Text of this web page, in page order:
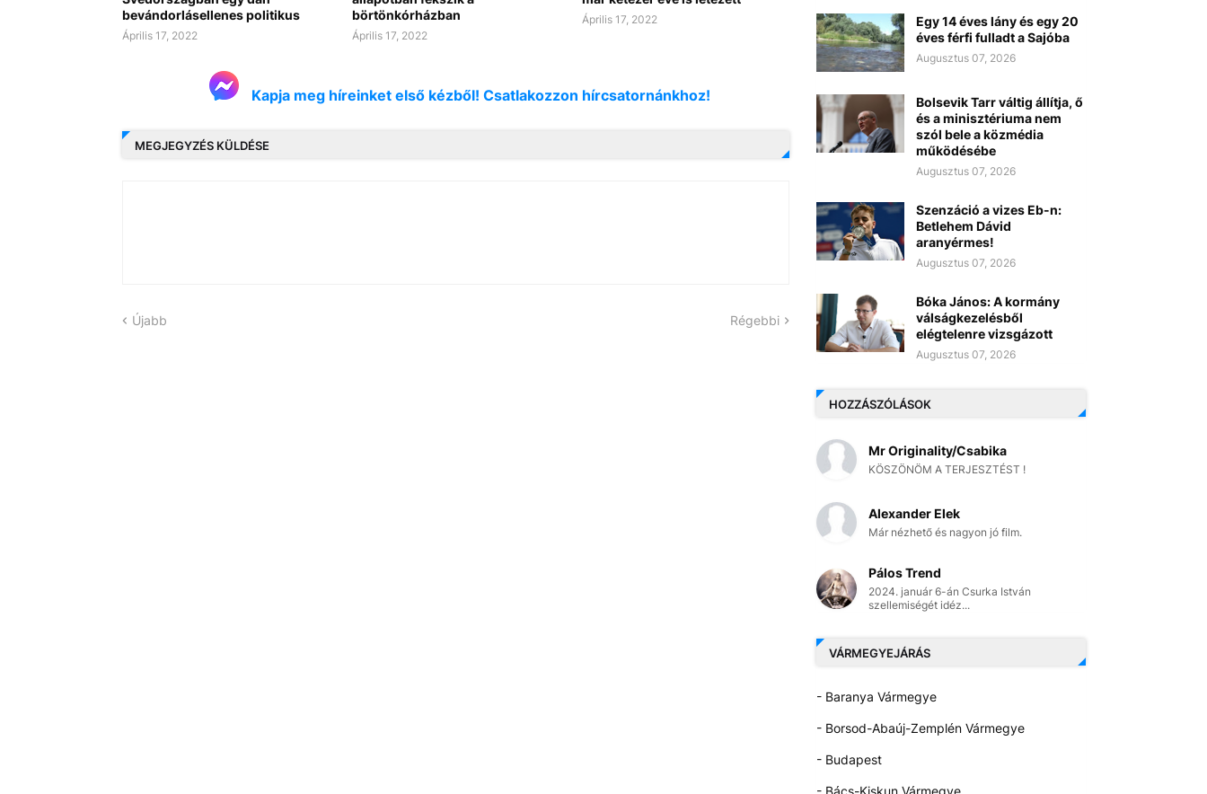
bevándorlásellenes politikus
Április 17, 2022
börtönkórházban
Április 17, 2022
Április 17, 2022
Kapja meg híreinket első kézből! Csatlakozzon hírcsatornánkhoz!
MEGJEGYZÉS KÜLDÉSE
Újabb Régebbi
Egy 14 éves lány és egy 20
éves férfi fulladt a Sajóba
Augusztus 07, 2026
Bolsevik Tarr váltig állítja, ő
és a minisztériuma nem
szól bele a közmédia
működésébe
Augusztus 07, 2026
Szenzáció a vizes Eb-n:
Betlehem Dávid
aranyérmes!
Augusztus 07, 2026
Bóka János: A kormány
válságkezelésből
elégtelenre vizsgázott
Augusztus 07, 2026
HOZZÁSZÓLÁSOK
Mr Originality/Csabika
KÖSZÖNÖM A TERJESZTÉST !
Alexander Elek
Már nézhető és nagyon jó film.
Pálos Trend
2024. január 6-án Csurka István
szellemiségét idéz...
VÁRMEGYEJÁRÁS
- Baranya Vármegye
- Borsod-Abaúj-Zemplén Vármegye
- Budapest
- Bács-Kiskun Vármegye